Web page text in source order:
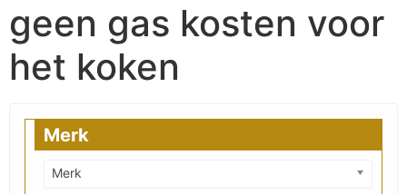
geen gas kosten voor
het koken
Merk
Merk